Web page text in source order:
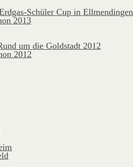
Schüler Cup in Ellmendingen
2013
um die Goldstadt 2012
2012